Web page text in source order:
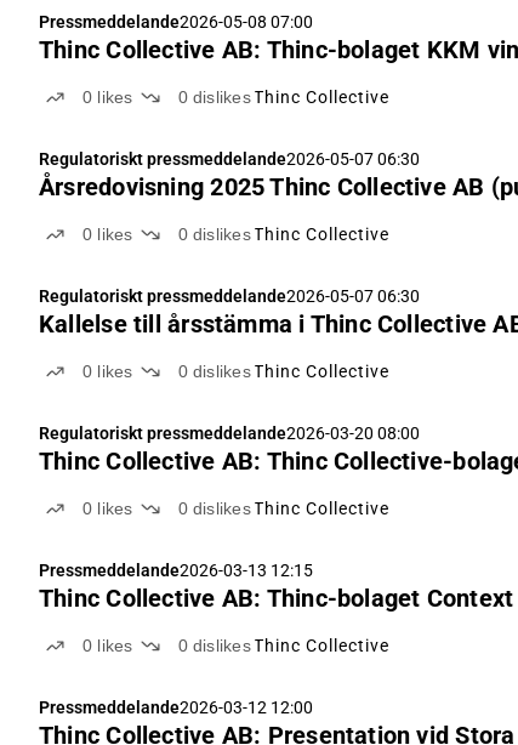
Pressmeddelande2026-05-08 07:00
Thinc Collective AB: Thinc-bolaget KKM
0 likes 0 dislikes Thinc Collective
Regulatoriskt pressmeddelande2026-05-07 06:30
Årsredovisning 2025 Thinc Collective AB
0 likes 0 dislikes Thinc Collective
Regulatoriskt pressmeddelande2026-05-07 06:30
Kallelse till årsstämma i Thinc Collective
0 likes 0 dislikes Thinc Collective
Regulatoriskt pressmeddelande2026-03-20 08:00
Thinc Collective AB: Thinc Collective-
0 likes 0 dislikes Thinc Collective
Pressmeddelande2026-03-13 12:15
Thinc Collective AB: Thinc-bolaget
0 likes 0 dislikes Thinc Collective
Pressmeddelande2026-03-12 12:00
Thinc Collective AB: Presentation vid